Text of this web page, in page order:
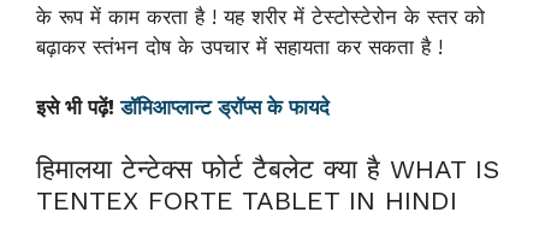
के रूप में काम करता है ! यह शरीर में टेस्टोस्टेरोन के स्तर को
बढ़ाकर स्तंभन दोष के उपचार में सहायता कर सकता है !
इसे भी पढ़ें!डॉमिआप्लान्ट ड्रॉप्स के फायदे
हिमालया टेन्टेक्स फोर्ट टैबलेट क्या है WHAT IS
TENTEX FORTE TABLET IN HINDI